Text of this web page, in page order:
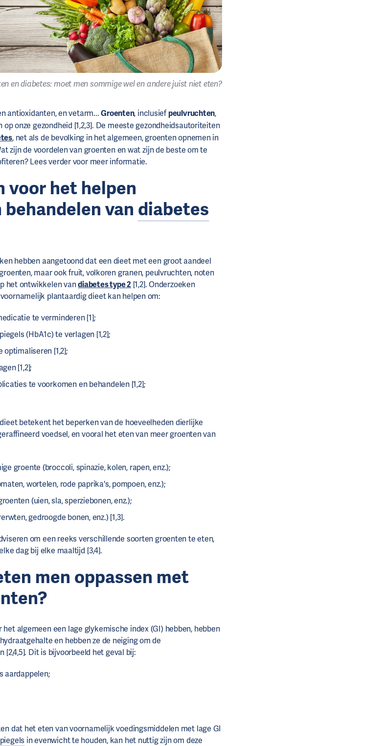
en diabetes: moet men sommige wel en andere juist niet eten?
antioxidanten, en vetarm...Groenten, inclusiefpeulvruchten,
onze gezondheid [1,2,3]. De meeste gezondheidsautoriteiten
, net als de bevolking in het algemeen, groenten opnemen in
zijn de voordelen van groenten en wat zijn de beste om te
Lees verder voor meer informatie.
voor het helpen
van diabetes
hebben aangetoond dat een dieet met een groot aandeel
maar ook fruit, volkoren granen, peulvruchten, noten
het ontwikkelen vandiabetes type 2 [1,2]. Onderzoeken
plantaardig dieet kan helpen om:
te verminderen [1];
(HbA1c) te verlagen [1,2];
[1,2];
[1,2];
te voorkomen en behandelen [1,2];
betekent het beperken van de hoeveelheden dierlijke
voedsel, en vooral het eten van meer groenten van
groente (broccoli, spinazie, kolen, rapen, enz.);
wortelen, rode paprika's, pompoen, enz.);
(uien, sla, sperziebonen, enz.);
gedroogde bonen, enz.) [1,3].
om een reeks verschillende soorten groenten te eten,
dag bij elke maaltijd [3,4].
men oppassen met
algemeen een lage glykemische index (GI) hebben, hebben
en hebben ze de neiging om de
[2,4,5]. Dit is bijvoorbeeld het geval bij:
aardappelen;
dat het eten van voornamelijk voedingsmiddelen met lage GI
in evenwicht te houden, kan het nuttig zijn om deze